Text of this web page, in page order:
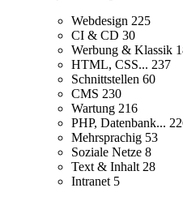
Webdesign 225
CI & CD 30
Werbung & Klassik
HTML, CSS... 237
Schnittstellen 60
CMS 230
Wartung 216
PHP, Datenbank...
Mehrsprachig 53
Soziale Netze 8
Text & Inhalt 28
Intranet 5